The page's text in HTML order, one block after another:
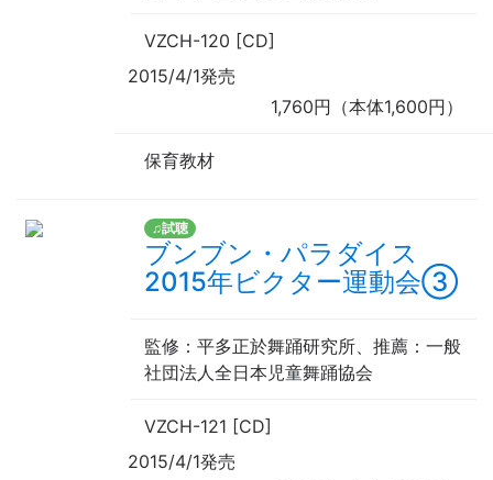
VZCH-120 [CD]
2015/4/1発売
1,760円（本体1,600円）
保育教材
♫試聴
ブンブン・パラダイス
2015年ビクター運動会③
監修 ：平多正於舞踊研究所、 推薦 ：一般
社団法人全日本児童舞踊協会
VZCH-121 [CD]
2015/4/1発売